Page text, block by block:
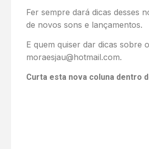
Fer sempre dará dicas desses
de novos sons e lançamentos.
E quem quiser dar dicas sobre
moraesjau@hotmail.com.
Curta esta nova coluna dentro